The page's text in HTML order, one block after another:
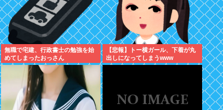
無職で宅建、行政書士の勉強を始
めてしまったおっさん
【悲報】トー横ガール、下着が丸
出しになってしまうwww